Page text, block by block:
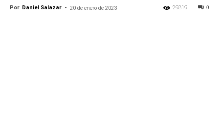
Por Daniel Salazar - 20 de enero de 2023 0
29319